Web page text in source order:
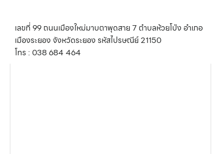
เลขที่ 99 ถนนเมืองใหม่มาบตาพุดสาย 7 ตำบลห้วยโป่ง อำเภอ
เมืองระยอง จังหวัดระยอง รหัสไปรษณีย์ 21150
โทร : 038 684 464